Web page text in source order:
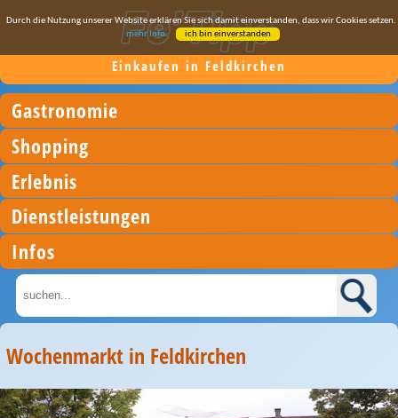
Durch die Nutzung unserer Website erklären Sie sich damit einverstanden, dass wir Cookies setzen.
mehr Info
ich bin einverstanden
Einkaufen in Feldkirchen
Gastronomie
Shopping
Erlebnis
Dienstleistungen
Infos
Wochenmarkt in Feldkirchen